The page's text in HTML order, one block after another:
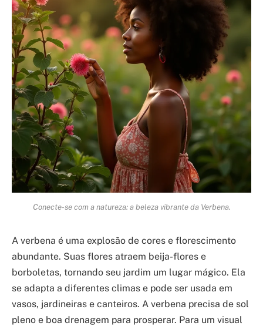
Conecte-se com a natureza: a beleza vibrante da Verbena.
A verbena é uma explosão de cores e florescimento
abundante. Suas flores atraem beija-flores e
borboletas, tornando seu jardim um lugar mágico. Ela
se adapta a diferentes climas e pode ser usada em
vasos, jardineiras e canteiros. A verbena precisa de sol
pleno e boa drenagem para prosperar. Para um visual